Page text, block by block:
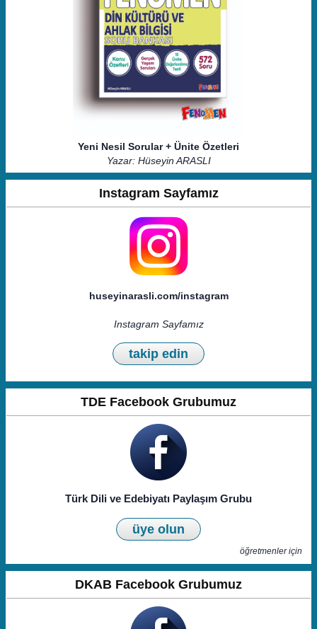
Yeni Nesil Sorular + Ünite Özetleri
Yazar: Hüseyin ARASLI
Instagram Sayfamız
huseyinarasli.com/instagram
Instagram Sayfamız
takip edin
TDE Facebook Grubumuz
Türk Dili ve Edebiyatı Paylaşım Grubu
üye olun
öğretmenler için
DKAB Facebook Grubumuz